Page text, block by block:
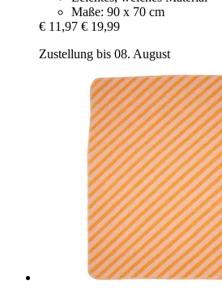
Maße: 90 x 70 cm
€ 11,97 € 19,99
Zustellung bis 08. August